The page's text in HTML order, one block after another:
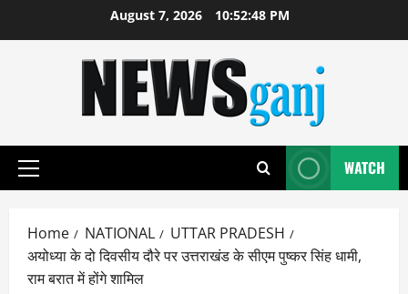
August 7, 2026 10:52:49 PM
Primary
WATCH
Home NATIONAL
UTTAR PRADESH
अयोध्या के दो दिवसीय दौरे पर उत्तराखंड के सीएम पुष्कर सिंह धामी,
राम बरात में होंगे शामिल